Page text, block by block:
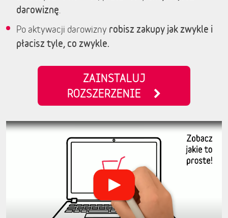
darowiznę
Po aktywacji darowizny robisz zakupy jak zwykle i
płacisz tyle, co zwykle.
ZAINSTALUJ
ROZSZERZENIE